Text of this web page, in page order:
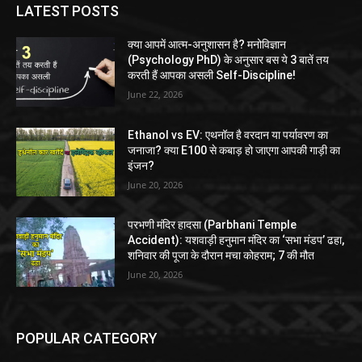
LATEST POSTS
क्या आपमें आत्म-अनुशासन है? मनोविज्ञान
(Psychology PhD) के अनुसार बस ये 3 बातें तय
करती हैं आपका असली Self-Discipline!
June 22, 2026
Ethanol vs EV: एथनॉल है वरदान या पर्यावरण का
जनाजा? क्या E100 से कबाड़ हो जाएगा आपकी गाड़ी का
इंजन?
June 20, 2026
परभणी मंदिर हादसा (Parbhani Temple
Accident): यशवाड़ी हनुमान मंदिर का ‘सभा मंडप’ ढहा,
शनिवार की पूजा के दौरान मचा कोहराम; 7 की मौत
June 20, 2026
POPULAR CATEGORY